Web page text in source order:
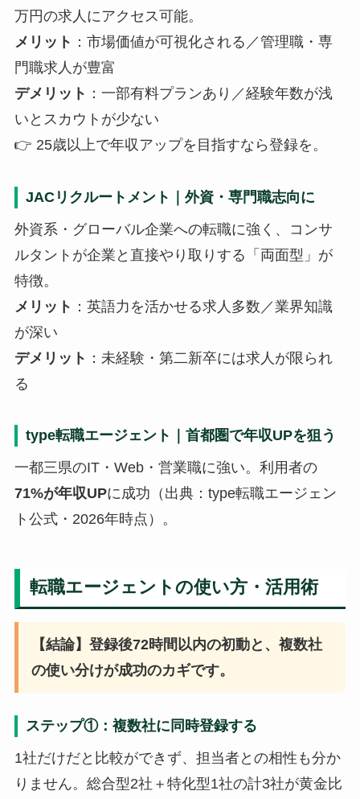
万円の求人にアクセス可能。
メリット ：市場価値が可視化される／管理職・専
門職求人が豊富
デメリット ：一部有料プランあり／経験年数が浅
いとスカウトが少ない
👉 25歳以上で年収アップを目指すなら登録を。
JACリクルートメント｜外資・専門職志向に
外資系・グローバル企業への転職に強く、コンサ
ルタントが企業と直接やり取りする「両面型」が
特徴。
メリット ：英語力を活かせる求人多数／業界知識
が深い
デメリット ：未経験・第二新卒には求人が限られ
る
type転職エージェント｜首都圏で年収UPを狙う
一都三県のIT・Web・営業職に強い。利用者の
71%が年収UPに成功（出典：type転職エージェン
ト公式・2026年時点）。
転職エージェントの使い方・活用術
【結論】登録後72時間以内の初動と、複数社
の使い分けが成功のカギです。
ステップ①：複数社に同時登録する
1社だけだと比較ができず、担当者との相性も分か
りません。総合型2社＋特化型1社の計3社が黄金比